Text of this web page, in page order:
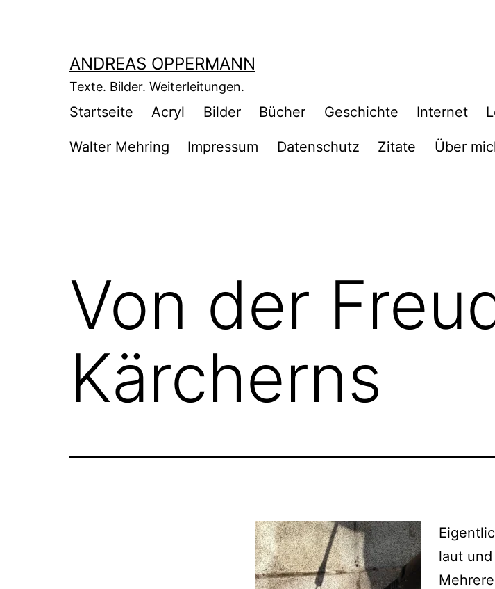
ANDREAS OPPERMANN
Texte. Bilder. Weiterleitungen.
Startseite Acryl Bilder Bücher Geschichte Internet
Walter Mehring Impressum Datenschutz Zitate Über
Von der
Kärcherns
laut